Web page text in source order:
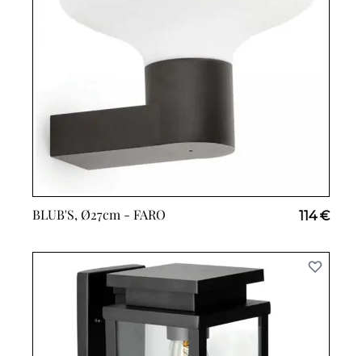
BLUB'S, Ø27cm - FARO 114 €